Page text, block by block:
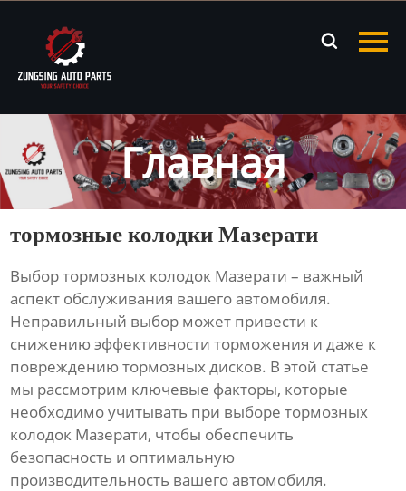

Продукция
Новости
О нас
Контакты
Главная
тормозные колодки Мазерати
Выбортормозных колодок Мазерати – важный
аспект обслуживания вашего автомобиля.
Неправильный выбор может привести к
снижению эффективности торможения и даже к
повреждению тормозных дисков. В этой статье
мы рассмотрим ключевые факторы, которые
необходимо учитывать при выборетормозных
колодок Мазерати, чтобы обеспечить
безопасность и оптимальную
производительность вашего автомобиля.